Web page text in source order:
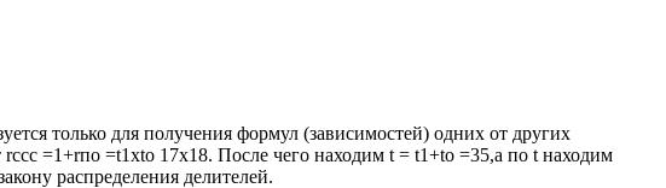
только для получения формул (зависимостей) одних от других
=1+rпо =t1хtо 17x18. После чего находим t = t1+tо =35,а по t находим
распределения делителей.